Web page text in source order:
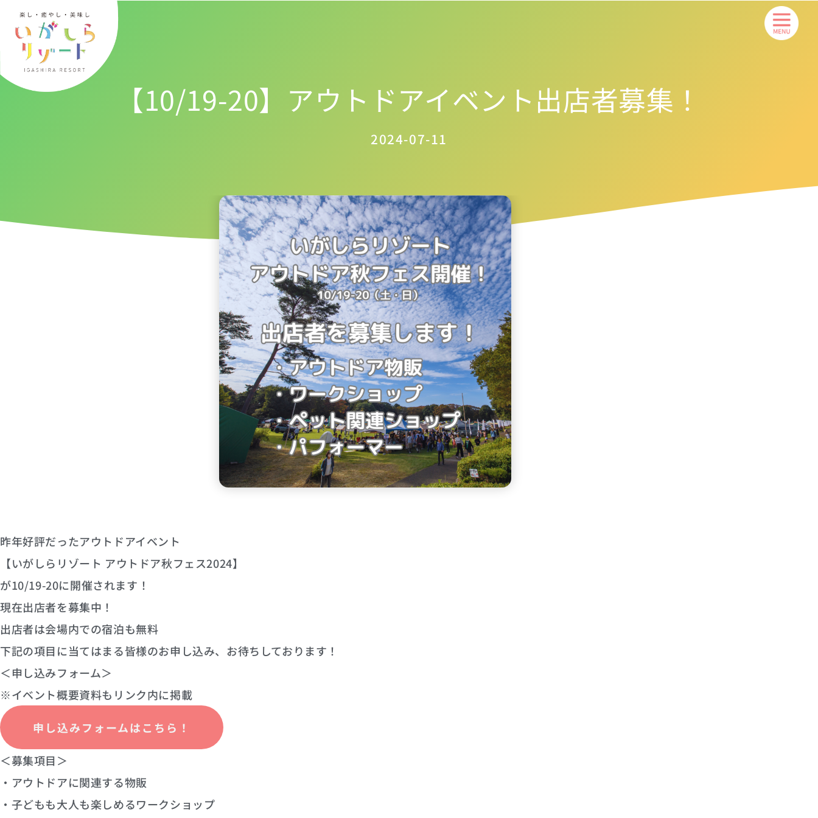
キ
【10/19-20】アウトドアイベント出店者募集！
2024-07-11
昨年好評だったアウトドアイベント
【いがしらリゾート アウトドア秋フェス2024】
が10/19-20に開催されます！
現在出店者を募集中！
出店者は会場内での宿泊も無料
下記の項目に当てはまる皆様のお申し込み、お待ちしております！
＜申し込みフォーム＞
※イベント概要資料もリンク内に掲載
申し込みフォームはこちら！
＜募集項目＞
・アウトドアに関連する物販
・子どもも大人も楽しめるワークショップ